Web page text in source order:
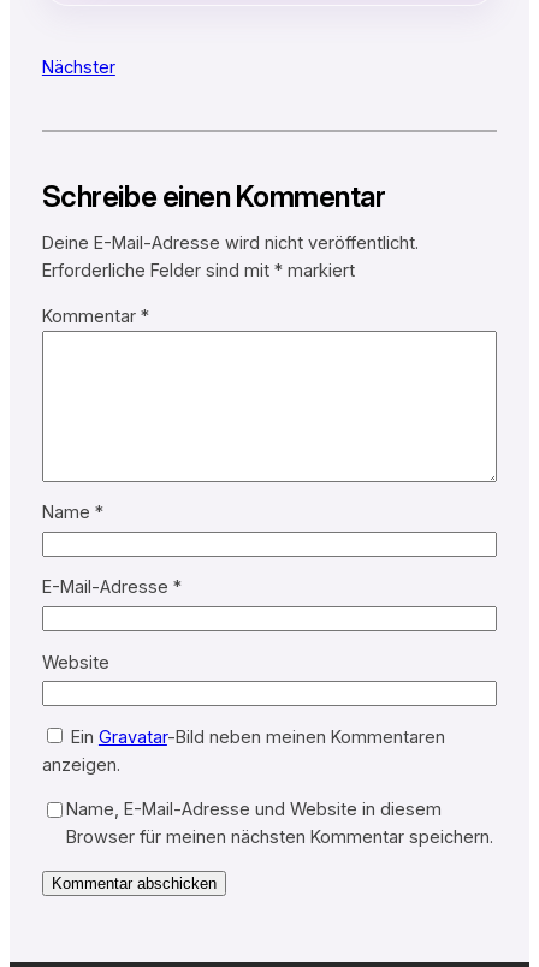
Nächster
Schreibe einen Kommentar
Deine E-Mail-Adresse wird nicht veröffentlicht.
Erforderliche Felder sind mit *markiert
Kommentar *
Name *
E-Mail-Adresse *
Website
Ein Gravatar-Bild neben meinen Kommentaren
anzeigen.
Name, E-Mail-Adresse und Website in diesem
Browser für meinen nächsten Kommentar speichern.